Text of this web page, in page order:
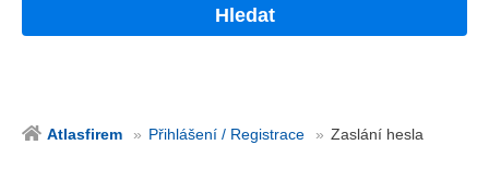
Hledat
Atlasfirem Přihlášení / Registrace Zaslání hesla